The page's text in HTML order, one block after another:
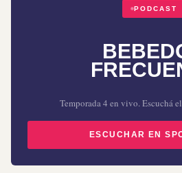
PODCAST
Temporada 4 en vivo. Escuchá
ESCUCHAR EN